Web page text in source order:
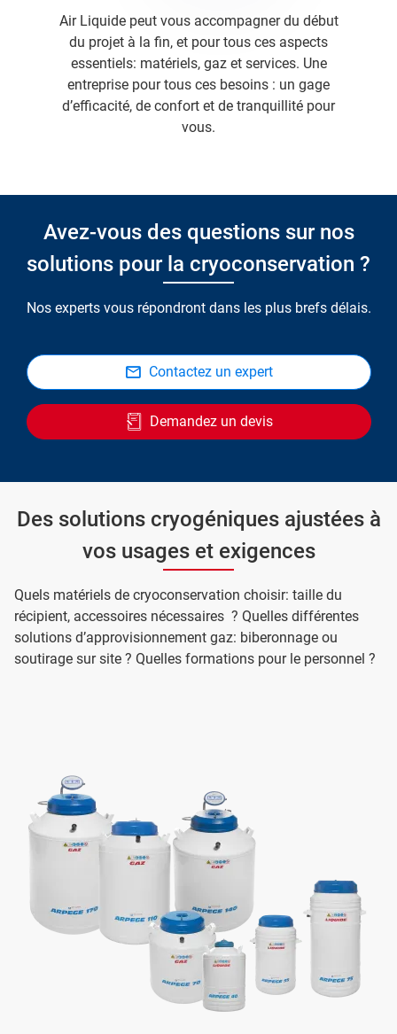
Air Liquide peut vous accompagner du début
du projet à la fin, et pour tous ces aspects
essentiels: matériels, gaz et services. Une
entreprise pour tous ces besoins : un gage
d’efficacité, de confort et de tranquillité pour
vous.
Avez-vous des questions sur nos
solutions pour la cryoconservation ?
Nos experts vous répondront dans les plus brefs délais.
Contactez un expert
Demandez un devis
Des solutions cryogéniques ajustées à
vos usages et exigences
Quels matériels de cryoconservation choisir: taille du
récipient, accessoires nécessaires ? Quelles différentes
solutions d’approvisionnement gaz: biberonnage ou
soutirage sur site ? Quelles formations pour le personnel ?